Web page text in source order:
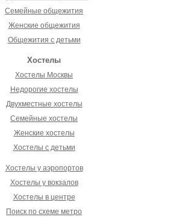
Семейные общежития
Женские общежития
Общежития с детьми
Хостелы
Хостелы Москвы
Недорогие хостелы
Двухместные хостелы
Семейные хостелы
Женские хостелы
Хостелы с детьми
Хостелы у аэропортов
Хостелы у вокзалов
Хостелы в центре
Поиск по схеме метро